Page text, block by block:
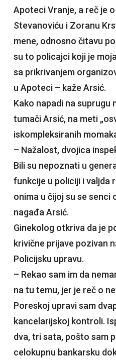
Apoteci Vranje, a reč je
Stevanoviću i Zoranu
mene, odnosno čitavu
su to policajci koji je
sa prikrivanjem
u Apoteci – kaže Arsić.
Kako napadi na suprugu
tumači Arsić, na meti
iskompleksiranih
– Nažalost, dvojica
Bili su nepoznati u
funkcije u policiji i valjda
onima u čijoj su se senci
nagađa Arsić.
Ginekolog otkriva da je
krivične prijave pozivan
Policijsku upravu.
– Rekao sam im da
na tu temu, jer je reč o
Poreskoj upravi sam
kancelarijskoj kontroli.
dva, tri sata, pošto sam
celokupnu bankarsku